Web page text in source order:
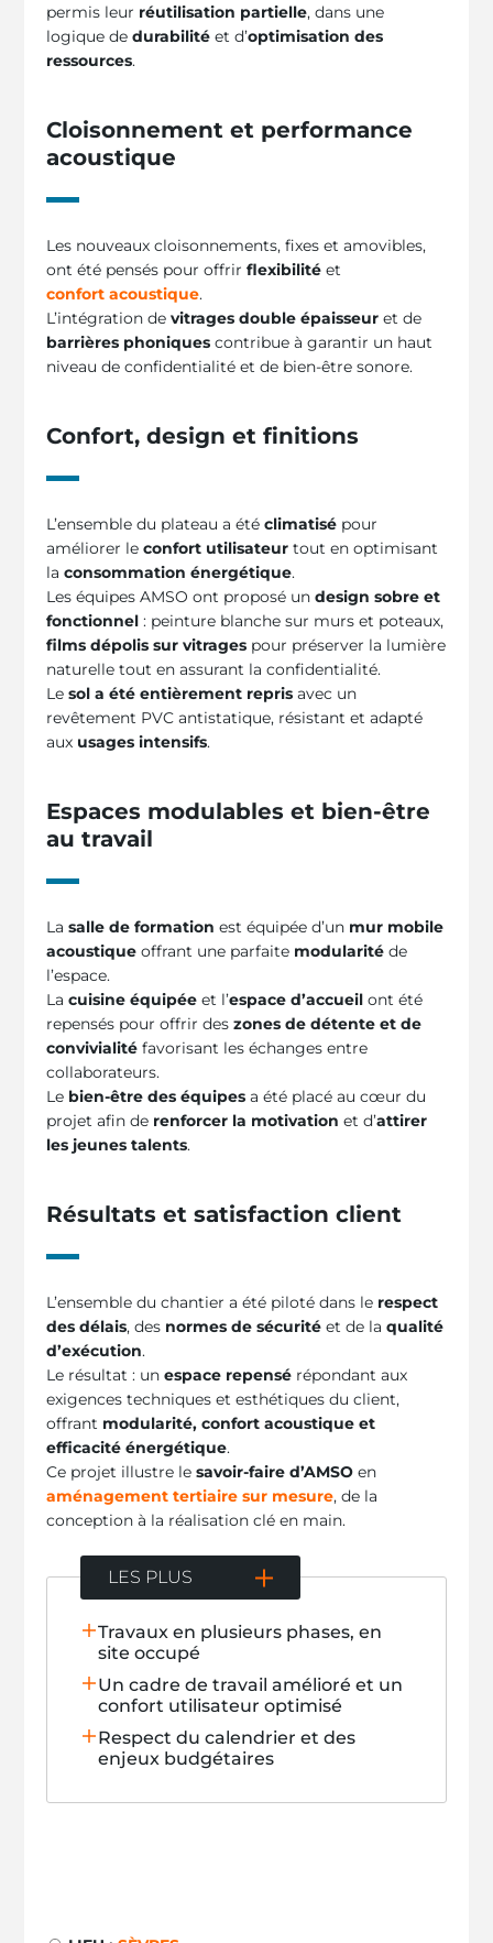
permis leur réutilisation partielle, dans une
logique dedurabilité et d’optimisation des
ressources.
Cloisonnement et performance
acoustique
Les nouveaux cloisonnements, fixes et amovibles,
ont été pensés pour offrirflexibilité et
confort acoustique.
L’intégration devitrages double épaisseur et de
barrières phoniques contribue à garantir un haut
niveau de confidentialité et de bien-être sonore.
Confort, design et finitions
L’ensemble du plateau a étéclimatisé pour
améliorer leconfort utilisateur tout en optimisant
laconsommation énergétique.
Les équipes AMSO ont proposé undesign sobre et
fonctionnel : peinture blanche sur murs et poteaux,
films dépolis sur vitrages pour préserver la lumière
naturelle tout en assurant la confidentialité.
Lesol a été entièrement repris avec un
revêtement PVC antistatique, résistant et adapté
aux usages intensifs.
Espaces modulables et bien-être
au travail
Lasalle de formation est équipée d’un mur mobile
acoustique offrant une parfaite modularité de
l’espace.
Lacuisine équipée et l’espace d’accueil ont été
repensés pour offrir deszones de détente et de
convivialité favorisant les échanges entre
collaborateurs.
Le bien-être des équipes a été placé au cœur du
projet afin de renforcer la motivation et d’attirer
les jeunes talents.
Résultats et satisfaction client
L’ensemble du chantier a été piloté dans le respect
des délais, des normes de sécurité et de laqualité
d’exécution.
Le résultat : unespace repensé répondant aux
exigences techniques et esthétiques du client,
offrant modularité, confort acoustique et
efficacité énergétique.
Ce projet illustre lesavoir-faire d’AMSO en
aménagement tertiaire sur mesure, de la
conception à la réalisation clé en main.
LES PLUS
Travaux en plusieurs phases, en
site occupé
Un cadre de travail amélioré et un
confort utilisateur optimisé
Respect du calendrier et des
enjeux budgétaires